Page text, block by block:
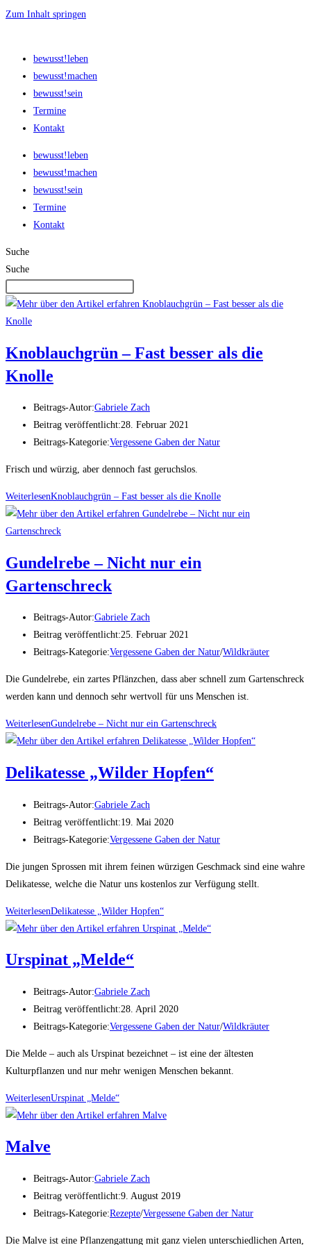
Zum Inhalt springen
bewusst!leben
bewusst!machen
bewusst!sein
Termine
Kontakt
bewusst!leben
bewusst!machen
bewusst!sein
Termine
Kontakt
Suche
Suche
Knoblauchgrün – Fast besser als die
Knolle
Beitrags-Autor:Gabriele Zach
Beitrag veröffentlicht:28. Februar 2021
Beitrags-Kategorie:Vergessene Gaben der Natur
Frisch und würzig, aber dennoch fast geruchslos.
WeiterlesenKnoblauchgrün – Fast besser als die Knolle
Gundelrebe – Nicht nur ein
Gartenschreck
Beitrags-Autor:Gabriele Zach
Beitrag veröffentlicht:25. Februar 2021
Beitrags-Kategorie:Vergessene Gaben der Natur/Wildkräuter
Die Gundelrebe, ein zartes Pflänzchen, dass aber schnell zum Gartenschreck
werden kann und dennoch sehr wertvoll für uns Menschen ist.
WeiterlesenGundelrebe – Nicht nur ein Gartenschreck
Delikatesse „Wilder Hopfen“
Beitrags-Autor:Gabriele Zach
Beitrag veröffentlicht:19. Mai 2020
Beitrags-Kategorie:Vergessene Gaben der Natur
Die jungen Sprossen mit ihrem feinen würzigen Geschmack sind eine wahre
Delikatesse, welche die Natur uns kostenlos zur Verfügung stellt.
WeiterlesenDelikatesse „Wilder Hopfen“
Urspinat „Melde“
Beitrags-Autor:Gabriele Zach
Beitrag veröffentlicht:28. April 2020
Beitrags-Kategorie:Vergessene Gaben der Natur/Wildkräuter
Die Melde – auch als Urspinat bezeichnet – ist eine der ältesten
Kulturpflanzen und nur mehr wenigen Menschen bekannt.
WeiterlesenUrspinat „Melde“
Malve
Beitrags-Autor:Gabriele Zach
Beitrag veröffentlicht:9. August 2019
Beitrags-Kategorie:Rezepte/Vergessene Gaben der Natur
Die Malve ist eine Pflanzengattung mit ganz vielen unterschiedlichen Arten,